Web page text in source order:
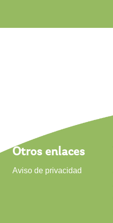
Otros enlaces
Aviso de privacidad